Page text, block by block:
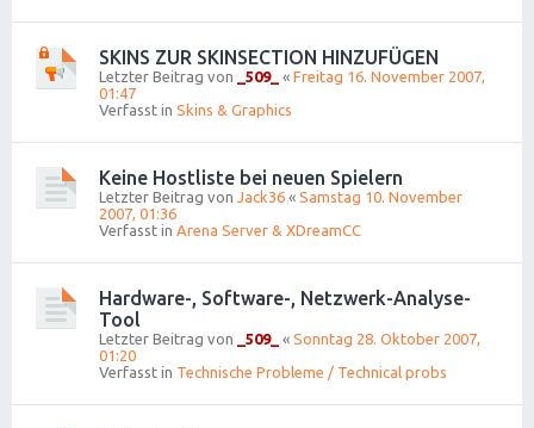
SKINS ZUR SKINSECTION HINZUFÜGEN
Letzter Beitrag von _509_ « Freitag 16. November 2007,
01:47
Verfasst in Skins & Graphics
Keine Hostliste bei neuen Spielern
Letzter Beitrag von Jack36 « Samstag 10. November
2007, 01:36
Verfasst in Arena Server & XDreamCC
Hardware-, Software-, Netzwerk-Analyse-
Tool
Letzter Beitrag von _509_ « Sonntag 28. Oktober 2007,
01:20
Verfasst in Technische Probleme / Technical probs